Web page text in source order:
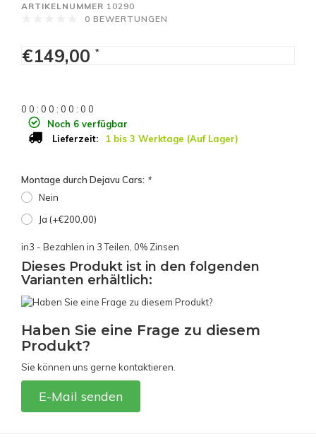
ARTIKELNUMMER 10290
0 BEWERTUNGEN
€149,00 *
0 0 : 0 0 : 0 0 : 0 0
Noch 6 verfügbar
Lieferzeit:
1 bis 3 Werktage (Auf Lager)
Montage durch Dejavu Cars: *
Nein
Ja (+€200,00)
in3 - Bezahlen in 3 Teilen, 0% Zinsen
Dieses Produkt ist in den folgenden
Varianten erhältlich:
Haben Sie eine Frage zu diesem
Produkt?
Sie können uns gerne kontaktieren.
E-Mail senden